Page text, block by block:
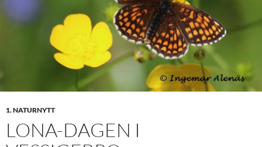
1. NATURNYTT
LONA-DAGEN I